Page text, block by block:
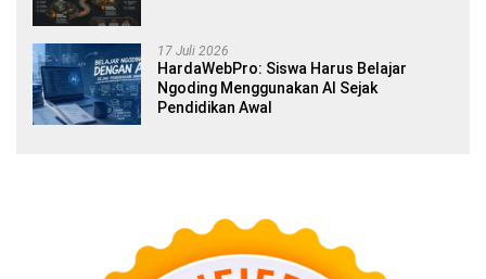
17 Juli 2026
HardaWebPro: Siswa Harus Belajar
Ngoding Menggunakan AI Sejak
Pendidikan Awal